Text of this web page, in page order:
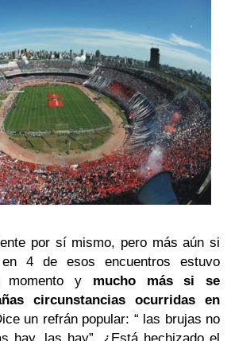
por sí mismo, pero más aún si
4 de esos encuentros estuvo
momento y mucho más si se
circunstancias ocurridas en
un refrán popular: “ las brujas no